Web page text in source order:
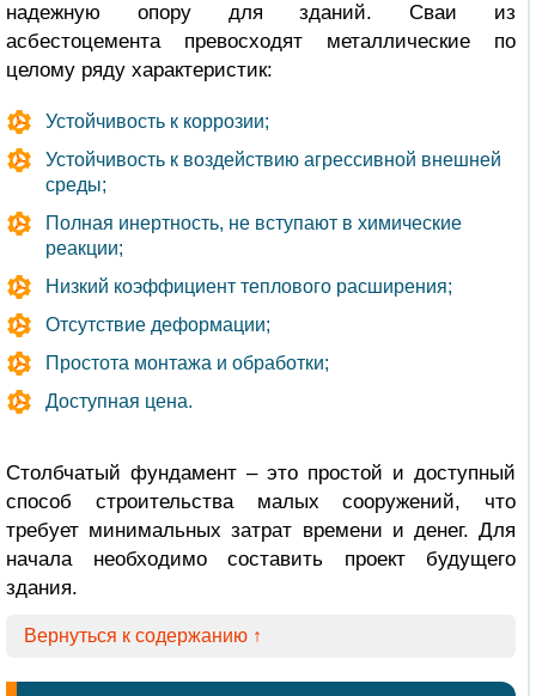
надежную опору для зданий. Сваи из
асбестоцемента превосходят металлические по
целому ряду характеристик:
Устойчивость к коррозии;
Устойчивость к воздействию агрессивной внешней
среды;
Полная инертность, не вступают в химические
реакции;
Низкий коэффициент теплового расширения;
Отсутствие деформации;
Простота монтажа и обработки;
Доступная цена.
Столбчатый фундамент – это простой и доступный
способ строительства малых сооружений, что
требует минимальных затрат времени и денег. Для
начала необходимо составить проект будущего
здания.
Вернуться к содержанию ↑